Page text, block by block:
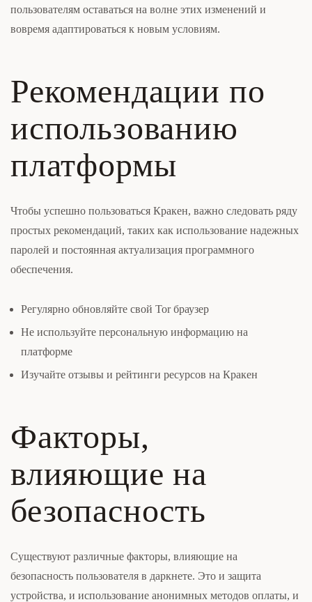
пользователям оставаться на волне этих изменений и
вовремя адаптироваться к новым условиям.
Рекомендации по
использованию
платформы
Чтобы успешно пользоваться Кракен, важно следовать ряду
простых рекомендаций, таких как использование надежных
паролей и постоянная актуализация программного
обеспечения.
Регулярно обновляйте свой Tor браузер
Не используйте персональную информацию на
платформе
Изучайте отзывы и рейтинги ресурсов на Кракен
Факторы,
влияющие на
безопасность
Существуют различные факторы, влияющие на
безопасность пользователя в даркнете. Это и защита
устройства, и использование анонимных методов оплаты, и